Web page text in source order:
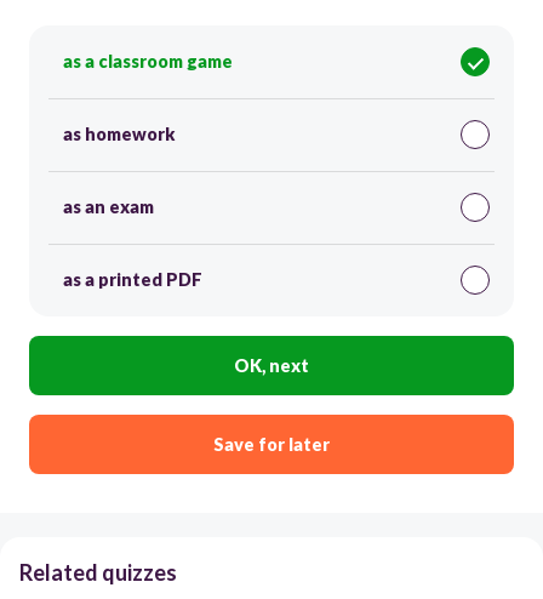
as a classroom game
as homework
as an exam
as a printed PDF
OK, next
Save for later
Related quizzes